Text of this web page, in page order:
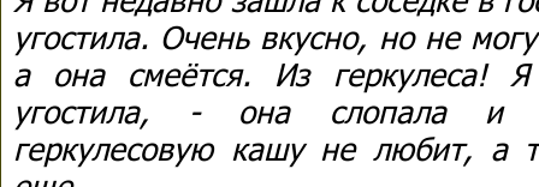
угостила. Очень вкусно, но не
а она смеётся. Из геркулеса!
угостила, - она слопала и
геркулесовую кашу не любит, а